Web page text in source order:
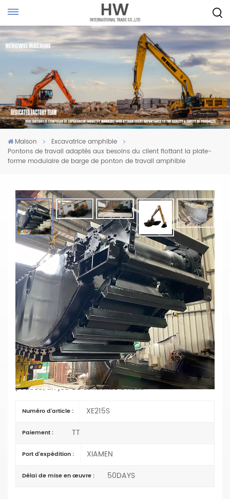
Maison
Excavatrice amphibie
Pontons de travail adaptés aux besoins du client flottant la plate-
forme modulaire de barge de ponton de travail amphibie
Pontons De Travail Adaptés Aux
Besoins Du Client Flottant La Plate-
Forme Modulaire De Barge De Ponton
De Travail Amphibie
Matériaux: Q355B
Les pelles amphibies sont des pelles polyvalentes
utilisées sur les terres, les eaux peu profondes, les
marais et les eaux profondes.
Le kit de flotteur pour excavatrice comprend
Une paire de pontons principaux, des chaînes, des
moteurs hydrauliques, des supports d'excavatrice, 2
poutres, un jeu de conduites d'huile
Numéro d'article : XE215S
Paiement : TT
Port d'expédition : XIAMEN
Délai de mise en œuvre : 50DAYS